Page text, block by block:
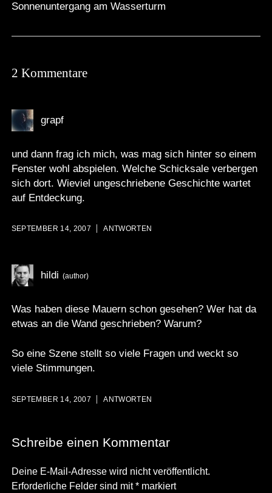
Sonnenuntergang am Wasserturm
2 Kommentare
grapf
und dann frag ich mich, was mag sich hinter so einem
Fenster wohl abspielen. Welche Schicksale verbergen
sich dort. Wieviel ungeschriebene Geschichte wartet
auf Entdeckung.
SEPTEMBER 14, 2007 ANTWORTEN
hildi
Was haben diese Mauern schon gesehen? Wer hat da
etwas an die Wand geschrieben? Warum?
So eine Szene stellt so viele Fragen und weckt so
viele Stimmungen.
SEPTEMBER 14, 2007 ANTWORTEN
Schreibe einen Kommentar
Deine E-Mail-Adresse wird nicht veröffentlicht.
Erforderliche Felder sind mit*markiert